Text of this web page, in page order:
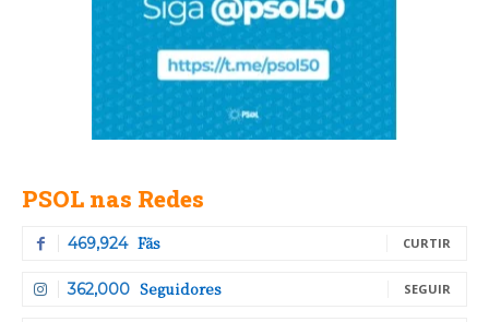
PSOL nas Redes
469,924 Fãs CURTIR
362,000 Seguidores SEGUIR